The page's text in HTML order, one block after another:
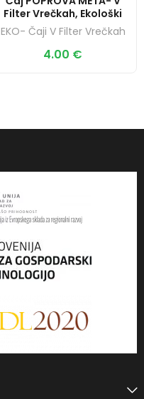
Filter Vrečkah, Ekološki
EKO- Čaji V Filter Vrečkah
4.00 €